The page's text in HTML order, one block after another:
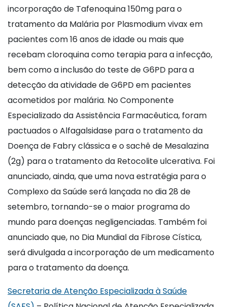
incorporação de Tafenoquina 150mg para o
tratamento da Malária por Plasmodium vivax em
pacientes com 16 anos de idade ou mais que
recebam cloroquina como terapia para a infecção,
bem como a inclusão do teste de G6PD para a
detecção da atividade de G6PD em pacientes
acometidos por malária. No Componente
Especializado da Assistência Farmacêutica, foram
pactuados o Alfagalsidase para o tratamento da
Doença de Fabry clássica e o sachê de Mesalazina
(2g) para o tratamento da Retocolite ulcerativa. Foi
anunciado, ainda, que uma nova estratégia para o
Complexo da Saúde será lançada no dia 28 de
setembro, tornando-se o maior programa do
mundo para doenças negligenciadas. Também foi
anunciado que, no Dia Mundial da Fibrose Cística,
será divulgada a incorporação de um medicamento
para o tratamento da doença.
Secretaria de Atenção Especializada à Saúde